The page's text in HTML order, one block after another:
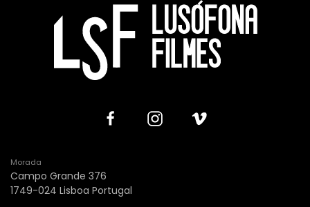
Morada
Campo Grande 376
1749-024 Lisboa Portugal